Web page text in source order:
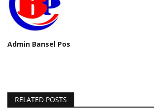
Admin Bansel Pos
RELATED POSTS